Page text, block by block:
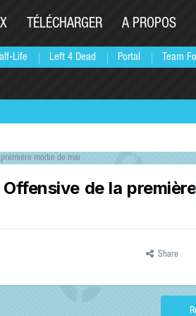
Life Left 4 Dead Portal Team
TÉLÉCHARGER A PROPOS
moitié de mai
de la
Share